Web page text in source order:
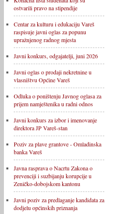
ostvarili pravo na stipendije
Centar za kulturu i edukaciju Vareš
raspisuje javni oglas za popunu
upražnjenog radnog mjesta
Javni konkurs, odgajatelji, juni 2026
Javni oglas o prodaji nekretnine u
vlasništvu Općine Vareš
Odluka o poništenju Javnog oglasa za
prijem namještenika u radni odnos
Javni konkurs za izbor i imenovanje
direktora JP Vareš-stan
Poziv za plave grantove - Omladinska
banka Vareš
Javna rasprava o Nacrtu Zakona o
prevenciji i suzbijanju korupcije u
Zeničko-dobojskom kantonu
Javni poziv za predlaganje kandidata za
dodjelu općinskih priznanja